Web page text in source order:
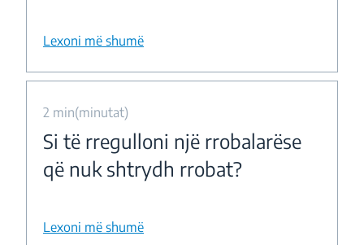
Lexoni më shumë
2 min(minutat)
Si të rregulloni një rrobalarëse
që nuk shtrydh rrobat?
Lexoni më shumë